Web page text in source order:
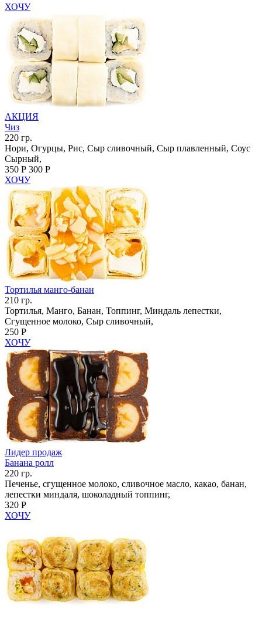
ХОЧУ
АКЦИЯ
Чиз
220 гр.
Нори, Огурцы, Рис, Сыр сливочный, Сыр плавленный, Соус
Сырный,
350 Р 300 Р
ХОЧУ
Тортилья манго-банан
210 гр.
Тортилья, Манго, Банан, Топпинг, Миндаль лепестки,
Сгущенное молоко, Сыр сливочный,
250 Р
ХОЧУ
Лидер продаж
Банана ролл
220 гр.
Печенье, сгущенное молоко, сливочное масло, какао, банан,
лепестки миндаля, шоколадный топпинг,
320 Р
ХОЧУ